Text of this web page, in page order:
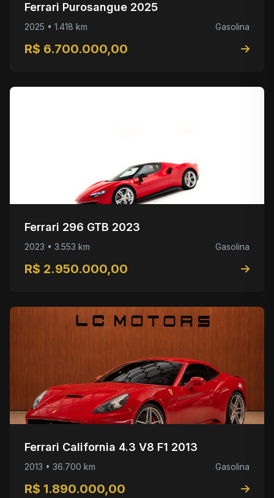
Ferrari Purosangue 2025
2025 • 1.418 km Gasolina
R$ 6.700.000,00
Ferrari 296 GTB 2023
2023 • 3.553 km Gasolina
R$ 2.950.000,00
Ferrari California 4.3 V8 F1 2013
2013 • 36.700 km Gasolina
R$ 1.890.000,00